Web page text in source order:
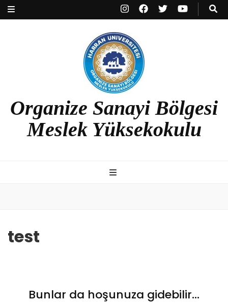
Organize Sanayi Bölgesi
Meslek Yüksekokulu
test
Bunlar da hoşunuza gidebilir...